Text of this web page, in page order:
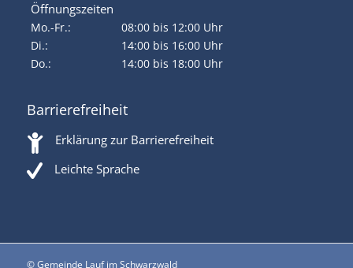
Öffnungszeiten
Mo.-Fr.:
08:00 bis 12:00 Uhr
Di.:
14:00 bis 16:00 Uhr
Do.:
14:00 bis 18:00 Uhr
Barrierefreiheit
Erklärung zur Barrierefreiheit
Leichte Sprache
© Gemeinde Lauf im Schwarzwald